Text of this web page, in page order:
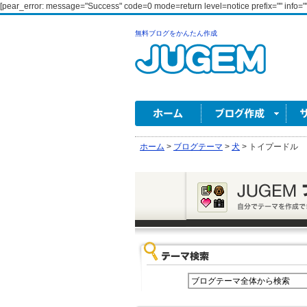
[pear_error: message="Success" code=0 mode=return level=notice prefix=""
無料ブログをかんたん作成
ホーム > ブログテーマ > 犬 > トイプードル